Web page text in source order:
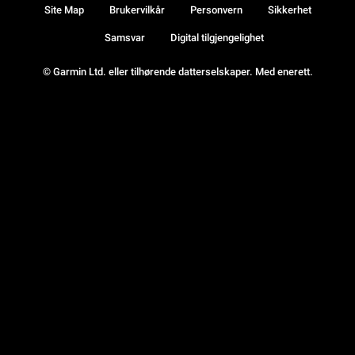
© Garmin Ltd. eller tilhørende datterselskaper. Med enerett.
Site Map Brukervilkår Personvern Sikkerhet
Samsvar Digital tilgjengelighet